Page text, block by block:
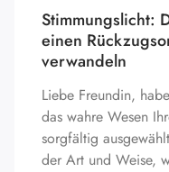
Stimmungslicht:
einen
verwandeln
Liebe Freundin,
das wahre Wesen
sorgfältig
der Art und Weise,